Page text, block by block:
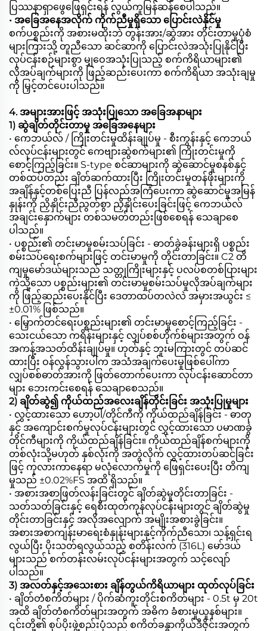
ပြဿနာရှာဖွေဖြေရှင်းရန် လွယ်ကူမြန်ဆန်စေပါသည်။
• အခြေအနေအလိုက် ကိုက်ညီမှုရှိသော ပြောင်းလဲနိုင်မှု
စက်ပစ္စည်းကို အစားမထိုးဘဲ တွန်းအား/ဆွဲအား တိုင်းတာမှုပုံစံ
များကြားသို့ တူညီသော ဆင်ဆာကို ပြောင်းလဲအသုံးပြုနိုင်ပြီး
လုပ်ငန်းစဉ်များစွာ မျှဝေအသုံးပြုသည့် စက်ကိရိယာများ၏
လိုအပ်ချက်များကို ဖြည့်ဆည်းပေးကာ စက်ကိရိယာ အသုံးချမှု
ကို မြှင့်တင်ပေးပါသည်။
4. အများအားဖြင့် အသုံးပြုသော အခြေအနာများ
1) ဆွဲချိတ်တိုင်းတာမှု အခြေအနေများ
• ကေဘယ်လ် / ကြိုးတင်းမှုထိန်းချုပ်မှု - စီးကွန်းနှင့် ကေဘယ်
လ်လုပ်ငန်းများတွင် ကေဗျားဆွဲစက်များ၏ ကြိုးတင်းမှုကို
စောင့်ကြည့်ခြင်း။ S-type စင်ဆာများကို ဆွဲဆောင်မှုစနစ်နှင့်
တစ်ထပ်တည်း ချိတ်ဆက်ထားပြီး ကြိုးတင်းမှုတန်ဖိုးများကို
အချိန်နှင့်တစ်ပြေးညီ ပြန်လည်အကြံပေးကာ ဆွဲဆောင်မှုအမြန်
နှုန်းကို ညှိနှိုင်းညီညွတ်စွာ ညှိနှိုင်းပေးခြင်းဖြင့် ကေဘယ်လ်
အချင်းနှောက်များ တစ်သမတ်တည်းဖြစ်စေရန် သေချာစေ
ပါသည်။
• ပစ္စည်း၏ တင်းမာမှုစမ်းသပ်ခြင်း - ဓာတ်ခွဲခန်းများရှိ ပစ္စည်း
စမ်းသပ်ရေးစက်များဖြင့် တင်းမာမှုကို တိုင်းတာခြင်း။ C2 တိ
ကျမှုမော်ဒယ်များသည် သတ္တုကြိုးများနှင့် ပလပ်စတစ်ပြားများ
ကဲ့သို့သော ပစ္စည်းများ၏ တင်းမာမှုစမ်းသပ်မှုလိုအပ်ချက်များ
ကို ဖြည့်ဆည်းပေးနိုင်ပြီး ဒေတာထပ်တလဲလဲ အမှားအယွင်း ≤
±0.01% ဖြစ်သည်။
• မြှောက်တင်ရေးပစ္စည်းများ၏ တင်းမာမှုစောင့်ကြည့်ခြင်း -
သေးငယ်သော ကရိန်းများနှင့် လျှပ်စစ်ဟိုက်စ်များအတွက် ဝန်
အကန့်အသတ်ထိန်းချုပ်မှု။ ဟုတ်နှင့် ဘူးမကြားတွင် တပ်ဆင်
ထားပြီး ဝန်လွန်သွားပါက အသံအချက်ပေးမှုဖြစ်ပေါ်ကာ
လျှပ်စစ်ဓာတ်အားကို ဖြတ်တောက်ပေးကာ လုပ်ငန်းဆောင်တာ
များ ဘေးကင်းစေရန် သေချာစေသည်။
2) ချိတ်ဆွဲ၍ ကိုယ်ထည်အလေးချိန်တိုင်းခြင်း အသုံးပြုမှုများ
• လွှင့်ထားသော ဟော့ပါ/တိုင်ကီကို ကိုယ်ထည်ချိန်ခြင်း - ဓာတု
နှင့် အကျောင်းစက်မှုလုပ်ငန်းများတွင် လွှင့်ထားသော ပမာဏခွဲ
တိုင်ကီများကို ကိုယ်ထည်ချိန်ခြင်း။ ကိုယ်ထည်ချိန်စက်များကို
တစ်လုံးသို့မဟုတ် နှစ်လုံးကို အတွဲလိုက် လွှင့်ထားတပ်ဆင်ခြင်း
ဖြင့် ကုလားကာနေရာ မလုံလောက်မှုကို ဖြေရှင်းပေးပြီး တိကျ
မှုသည် ±0.02%FS အထိ ရှိသည်။
• အစားအစာဖြတ်လန်းခြင်းတွင် ချိတ်ဆွဲမှုတိုင်းတာခြင်း -
သတ်သတ်ခြင်းနှင့် ရေစီးထုတ်ကုန်လုပ်ငန်းများတွင် ချိတ်ဆွဲမှု
တိုင်းတာခြင်းနှင့် အလိုအလျောက် အမျိုးအစားခွဲခြင်း။
အစားအစာကျန်းမာရေးစံနှုန်းများနှင့်ကိုက်ညီသော၊ သန့်ရှင်းရ
လွယ်ပြီး ပိုးသတ်ရလွယ်သည့် စတိန်းလက် (316L) မော်ဒယ်
များသည် စက်တန်းလမ်းလုပ်ငန်းများအတွက် သင့်လျော်
ပါသည်။
3) အလတ်နှင့်အသေးစား ချိန်တွယ်ကိရိယာများ ထုတ်လုပ်ခြင်း
• ချိတ်တံစကိတ်များ / ပိုက်ဆံကူးတိုင်းစကိတ်များ - 0.5t မှ 20t
အထိ ချိတ်တံစကိတ်များအတွက် အဓိက ခံစားမှုယူနစ်များ။
၎င်းတို့၏ စုပ်ပိုးဖွဲ့စည်းပုံသည် စကိတ်ခန္ဓာကိုယ်ဒီဇိုင်းအတွက်